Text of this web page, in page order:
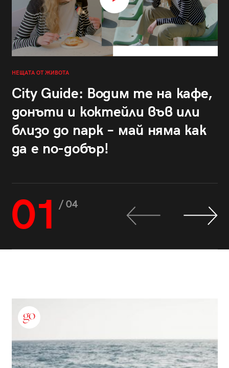
НЕЩАТА ОТ ЖИВОТА
City Guide: Водим те на кафе,
донъти и коктейли във или
близо до парк – май няма как
да е по-добър!
01 / 04